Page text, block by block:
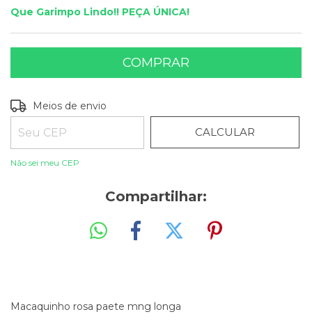
Que Garimpo Lindo!! PEÇA ÚNICA!
Entregas para o CEP:
Meios de envio
CALCULAR
Não sei meu CEP
Compartilhar:
Macaquinho rosa paete mng longa